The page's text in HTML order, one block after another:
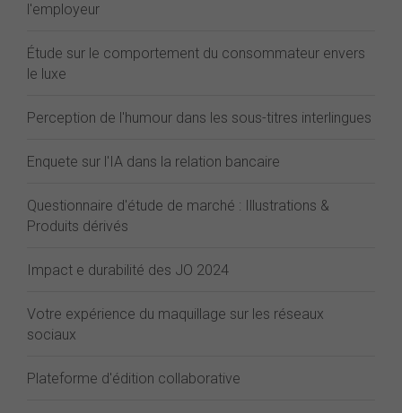
l'employeur
Étude sur le comportement du consommateur envers
le luxe
Perception de l'humour dans les sous-titres interlingues
Enquete sur l'IA dans la relation bancaire
Questionnaire d'étude de marché : Illustrations &
Produits dérivés
Impact e durabilité des JO 2024
Votre expérience du maquillage sur les réseaux
sociaux
Plateforme d'édition collaborative